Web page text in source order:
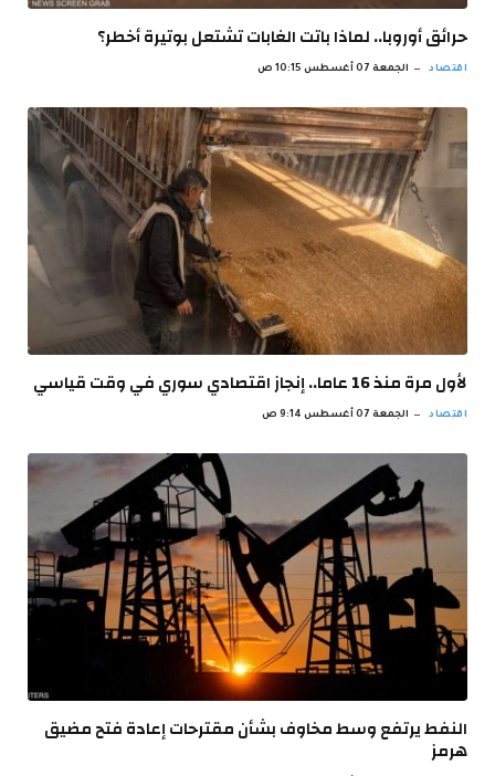
حرائق أوروبا.. لماذا باتت الغابات تشتعل بوتيرة أخطر؟
اقتصاد الجمعة 07 أغسطس 10:15 ص
لأول مرة منذ 16 عاما.. إنجاز اقتصادي سوري في وقت قياسي
اقتصاد الجمعة 07 أغسطس 9:14 ص
النفط يرتفع وسط مخاوف بشأن مقترحات إعادة فتح مضيق
هرمز